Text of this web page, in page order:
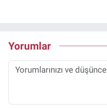
Yorumlar